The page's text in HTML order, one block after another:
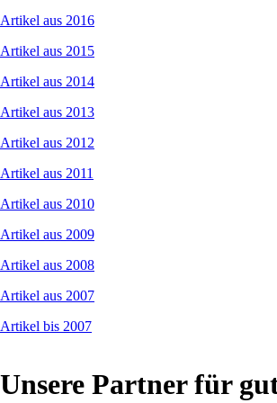
Artikel aus 2016
Artikel aus 2015
Artikel aus 2014
Artikel aus 2013
Artikel aus 2012
Artikel aus 2011
Artikel aus 2010
Artikel aus 2009
Artikel aus 2008
Artikel aus 2007
Artikel bis 2007
Unsere Partner für